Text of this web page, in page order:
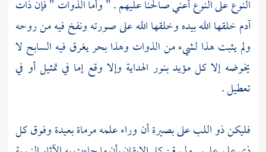
النوع على النوع أعني صالحنا عليهم . " وأما الذوات " فإن ذات
آدمخلقها الله بيده وخلقها الله على صورته ونفخ فيه من روحه
ولم يثبت هذا لشيء من الذوات وهذا بحر يغرق فيه السابح لا
يخوضه إلا كل مؤيد بنور الهداية وإلا وقع إما في تمثيل أو في
تعطيل .
فليكن ذو اللب على بصيرة أن وراء علمه مرماة بعيدة وفوق كل